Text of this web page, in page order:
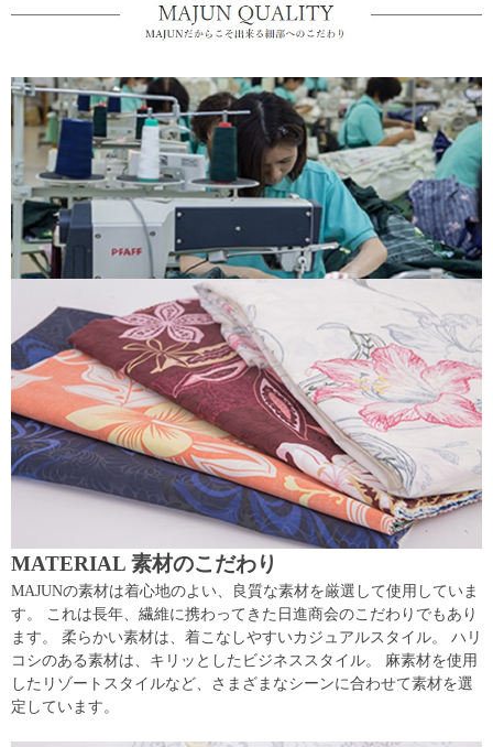
MATERIAL 素材のこだわり
MAJUNの素材は着心地のよい、良質な素材を厳選して使用していま
す。 これは長年、繊維に携わってきた日進商会のこだわりでもあり
ます。 柔らかい素材は、着こなしやすいカジュアルスタイル。 ハリ
コシのある素材は、キリッとしたビジネススタイル。 麻素材を使用
したリゾートスタイルなど、さまざまなシーンに合わせて素材を選
定しています。